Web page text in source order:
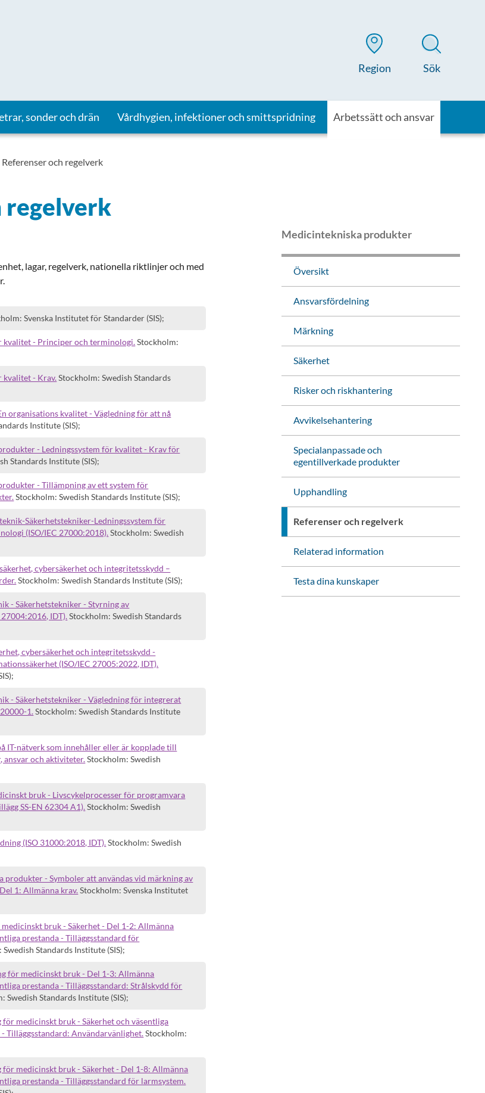
Region Sök
sonder och drän Vårdhygien, infektioner och smittspridning Arbetssätt och ansvar
Referenser och regelverk
regelverk
lagar, regelverk, nationella riktlinjer och med
Svenska Institutet för Standarder (SIS);
kvalitet - Principer och terminologi.Stockholm:
kvalitet - Krav.Stockholm: Swedish Standards
organisations kvalitet - Vägledning för att nå
Institute (SIS);
- Ledningssystem för kvalitet - Krav för
Standards Institute (SIS);
- Tillämpning av ett system för
Stockholm: Swedish Standards Institute (SIS);
Säkerhetstekniker-Ledningssystem för
(ISO/IEC 27000:2018).Stockholm: Swedish
cybersäkerhet och integritetsskydd –
Stockholm: Swedish Standards Institute (SIS);
- Säkerhetstekniker - Styrning av
IDT).Stockholm: Swedish Standards
cybersäkerhet och integritetsskydd -
(ISO/IEC 27005:2022, IDT).
- Säkerhetstekniker - Vägledning för integrerat
1.Stockholm: Swedish Standards Institute
IT-nätverk som innehåller eller är kopplade till
ansvar och aktiviteter.Stockholm: Swedish
bruk - Livscykelprocesser för programvara
SS-EN 62304 A1).Stockholm: Swedish
(ISO 31000:2018, IDT).Stockholm: Swedish
produkter - Symboler att användas vid märkning av
1: Allmänna krav.Stockholm: Svenska Institutet
bruk - Säkerhet - Del 1-2: Allmänna
prestanda - Tilläggsstandard för
Standards Institute (SIS);
för medicinskt bruk - Del 1-3: Allmänna
prestanda - Tilläggsstandard: Strålskydd för
Swedish Standards Institute (SIS);
medicinskt bruk - Säkerhet och väsentliga
Tilläggsstandard: Användarvänlighet.Stockholm:
medicinskt bruk - Säkerhet - Del 1-8: Allmänna
prestanda - Tilläggsstandard för larmsystem.
Medicintekniska produkter
Översikt
Ansvarsfördelning
Märkning
Säkerhet
Risker och riskhantering
Avvikelsehantering
Specialanpassade och
egentillverkade produkter
Upphandling
Referenser och regelverk
Relaterad information
Testa dina kunskaper